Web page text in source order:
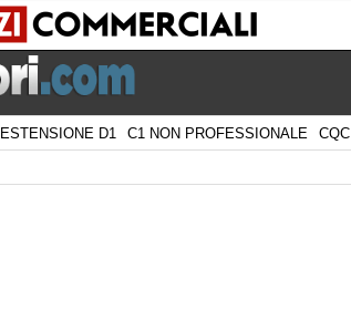
ESTENSIONE D1 C1 NON PROFESSIONALE CQC